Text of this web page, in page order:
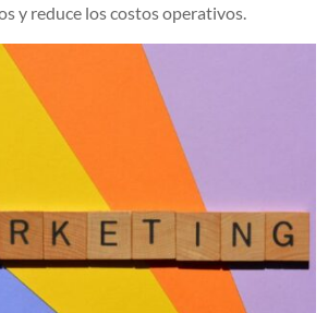
y reduce los costos operativos.